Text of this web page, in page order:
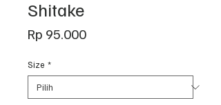
Shitake
Rp 95.000Harga
Size *